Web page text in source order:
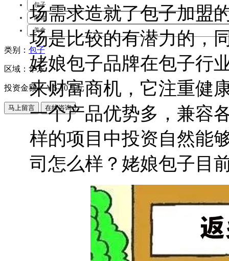
包子
面食
美食
类别： 包子
区域：华东
投资金额：￥ 5-10万元
场需求造就了包子加盟
场是比较的有潜力的，
姥娘包子品牌在包子行
来财富商机，它注重健
一个产品优势多，兼容
样的项目中投资自然能
司怎么样？姥娘包子目